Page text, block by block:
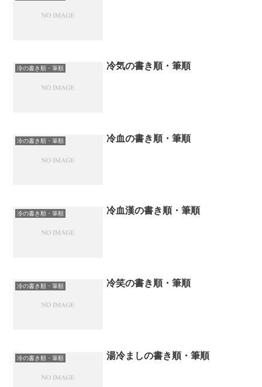
冷の書き順・筆順 冷気の書き順・筆順
冷の書き順・筆順 冷血の書き順・筆順
冷の書き順・筆順 冷血漢の書き順・筆順
冷の書き順・筆順 冷笑の書き順・筆順
冷の書き順・筆順 湯冷ましの書き順・筆順